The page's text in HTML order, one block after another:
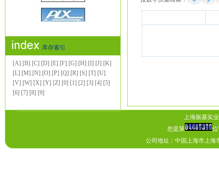
库存索引
[A] [B] [C] [D] [E] [F] [G] [H] [I] [J] [K]
[L] [M] [N] [O] [P] [Q] [R] [S] [T] [U]
[V] [W] [X] [Y] [Z] [0] [1] [2] [3] [4] [5]
[6] [7] [8] [9]
上海振基实
您是第
公司地址：中国上海市上海